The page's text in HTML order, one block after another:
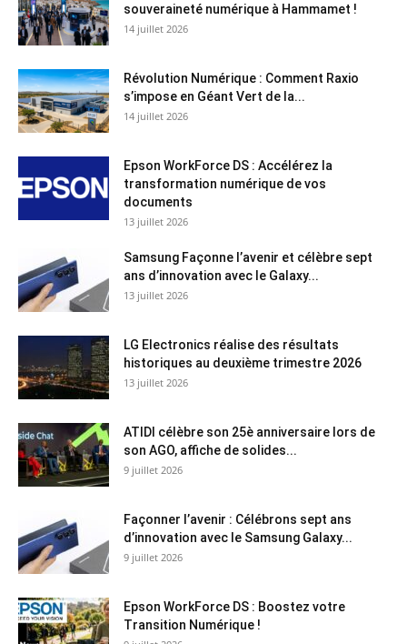
souveraineté numérique à Hammamet !
14 juillet 2026
Révolution Numérique : Comment Raxio
s’impose en Géant Vert de la...
14 juillet 2026
Epson WorkForce DS : Accélérez la
transformation numérique de vos
documents
13 juillet 2026
Samsung Façonne l’avenir et célèbre sept
ans d’innovation avec le Galaxy...
13 juillet 2026
LG Electronics réalise des résultats
historiques au deuxième trimestre 2026
13 juillet 2026
ATIDI célèbre son 25è anniversaire lors de
son AGO, affiche de solides...
9 juillet 2026
Façonner l’avenir : Célébrons sept ans
d’innovation avec le Samsung Galaxy...
9 juillet 2026
Epson WorkForce DS : Boostez votre
Transition Numérique !